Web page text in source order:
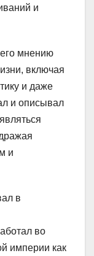
и
мнению
включая
и даже
и описывал
и
в
во
империи как